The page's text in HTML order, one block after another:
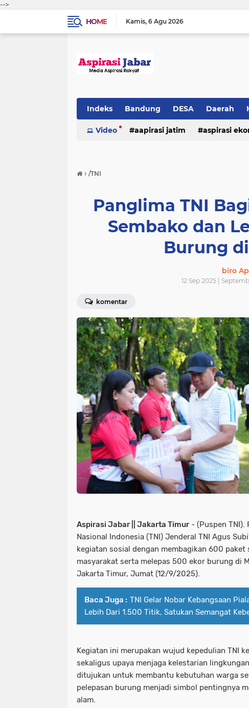
-->
HOME
Kamis 6 Agu 2026
Indeks Bandung DESA Daerah
Video aapirasi jatim aspirasi
hukum & kriminal
› /TNI
Panglima TNI
Sembako dan
Burung
biro
12 Sep 2025 |
komentar
Aspirasi Jabar || Jakarta Timur - (Puspen TNI).
Nasional Indonesia (TNI) Jenderal TNI Agus
kegiatan sosial dengan membagikan 600 paket
masyarakat serta melepas 500 ekor burung di
Jakarta Timur, Jumat (12/9/2025).
Baca Juga : TNI Gelar Nobar Kebangsaan
Lebih Dari 1.500 Titik, Satukan Semangat
Kegiatan ini merupakan wujud kepedulian TNI
sekaligus upaya menjaga kelestarian
ditujukan untuk membantu kebutuhan warga
pelepasan burung menjadi simbol pentingnya
alam.